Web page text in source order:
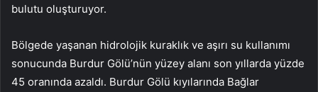
bulutu oluşturuyor.
Bölgede yaşanan hidrolojik kuraklık ve aşırı su kullanımı
sonucunda Burdur Gölü’nün yüzey alanı son yıllarda yüzde
45 oranında azaldı. Burdur Gölü kıyılarında Bağlar